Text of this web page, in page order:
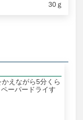
30ｇ
えながら5分くら
ーパードライす